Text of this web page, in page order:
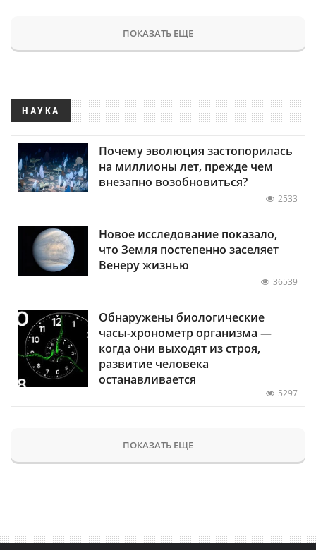
ПОКАЗАТЬ ЕЩЕ
НАУКА
Почему эволюция застопорилась
на миллионы лет, прежде чем
внезапно возобновиться?
2533
Новое исследование показало,
что Земля постепенно заселяет
Венеру жизнью
36539
Обнаружены биологические
часы-хронометр организма —
когда они выходят из строя,
развитие человека
останавливается
5297
ПОКАЗАТЬ ЕЩЕ